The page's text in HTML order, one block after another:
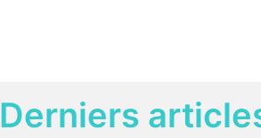
Derniers